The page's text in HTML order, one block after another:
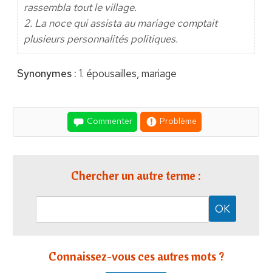
rassembla tout le village.
2. La noce qui assista au mariage comptait
plusieurs personnalités politiques.
Synonymes : 1. épousailles, mariage
Commenter Problème
Chercher un autre terme :
Connaissez-vous ces autres mots ?